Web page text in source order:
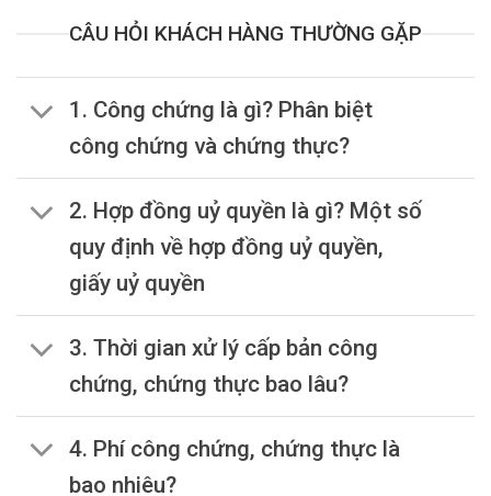
CÂU HỎI KHÁCH HÀNG THƯỜNG GẶP
1. Công chứng là gì? Phân biệt
công chứng và chứng thực?
2. Hợp đồng uỷ quyền là gì? Một số
quy định về hợp đồng uỷ quyền,
giấy uỷ quyền
3. Thời gian xử lý cấp bản công
chứng, chứng thực bao lâu?
4. Phí công chứng, chứng thực là
bao nhiêu?